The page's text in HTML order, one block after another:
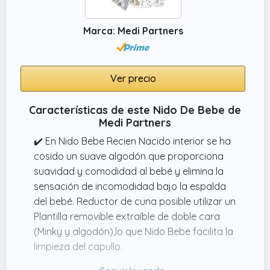
sensación de incomodidad bajo la espalda
del bebé. Reductor de cuna posible utilizar un
Plantilla removible extraíble de doble cara
limpieza del capullo.
Marca: Medi Partners
Ver precio
Características de este Nido De Bebe de
Medi Partners
✔️ En Nido Bebe Recien Nacido interior se ha
cosido un suave algodón que proporciona
suavidad y comodidad al bebé y elimina la
sensación de incomodidad bajo la espalda
del bebé. Reductor de cuna posible utilizar un
Plantilla removible extraíble de doble cara
(Minky y algodón),lo que Nido Bebe facilita la
limpieza del capullo.